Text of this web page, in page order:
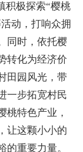
极探索“樱桃
动，打响众拥
同时，依托樱
转化为经济价
田园风光，带
一步拓宽村民
桃特色产业，
让这颗小小的
的重要力量。